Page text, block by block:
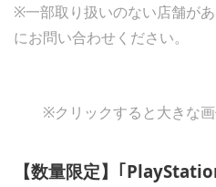
※一部取り扱いのない店舗が
にお問い合わせください。
※クリックすると大きな画
【数量限定】｢